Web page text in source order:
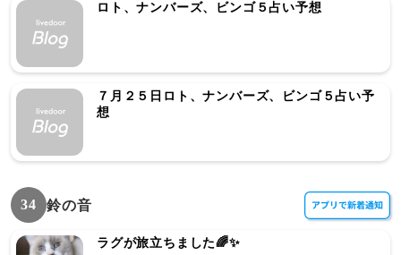
ロト、ナンバーズ、ビンゴ５占い予想
７月２５日ロト、ナンバーズ、ビンゴ５占い予
想
34 鈴の音
ラグが旅立ちました🌈✨